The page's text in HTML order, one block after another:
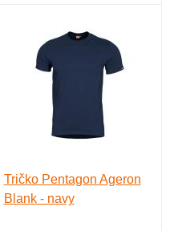
Tričko Pentagon Ageron
Blank - navy